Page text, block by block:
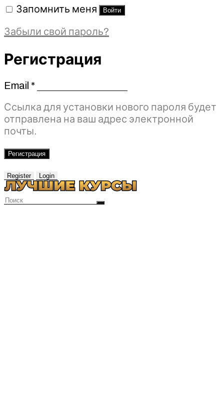
Запомнить меня Войти
Забыли свой пароль?
Регистрация
Email *Обязательно
Ссылка для установки нового пароля будет
отправлена ​​на ваш адрес электронной
почты.
Регистрация
Register Login